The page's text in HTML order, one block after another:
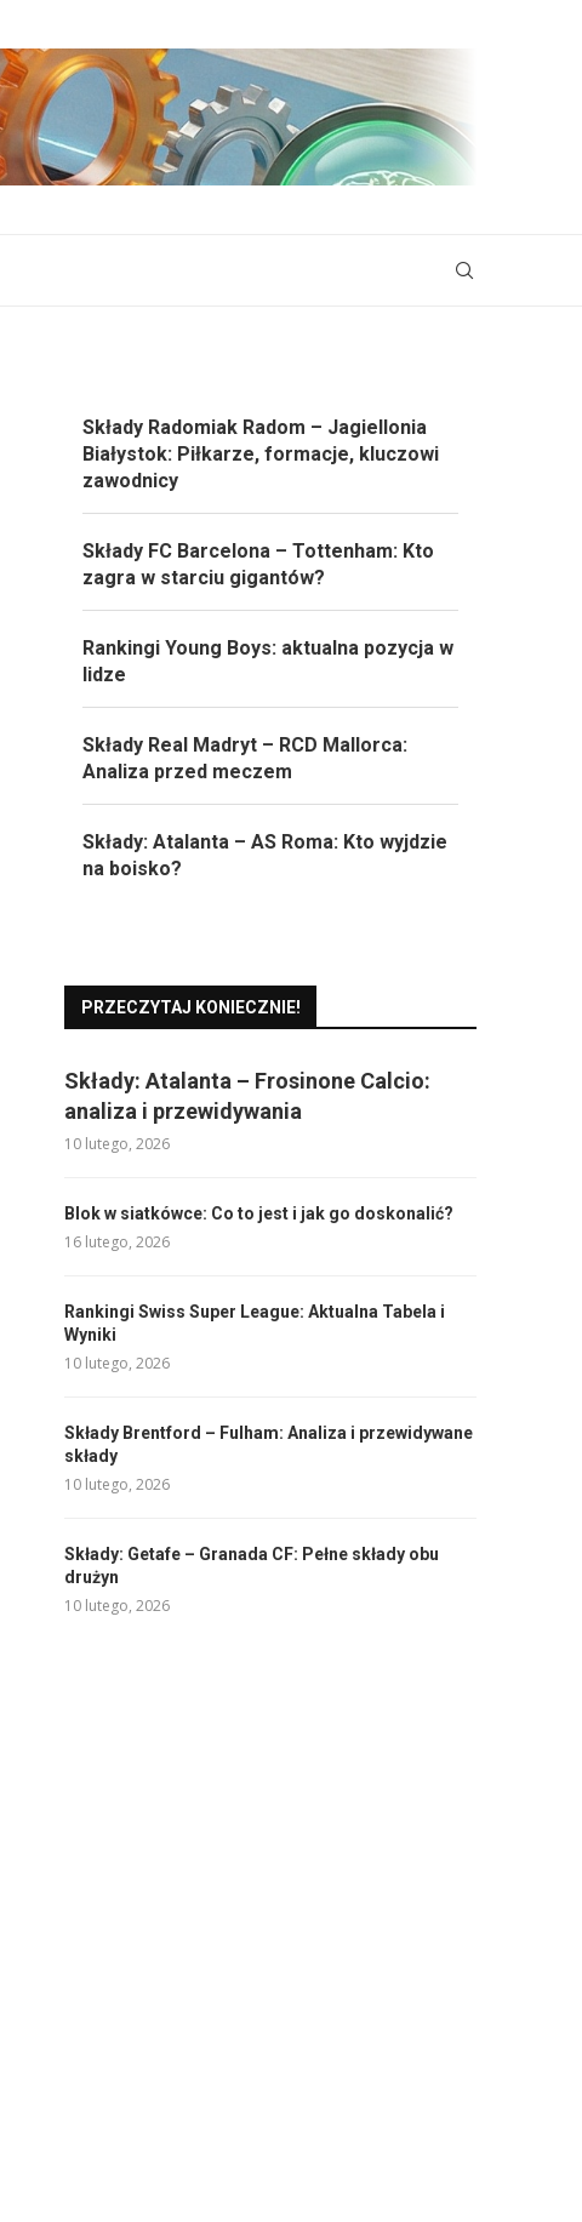
Składy Radomiak Radom – Jagiellonia
Białystok: Piłkarze, formacje, kluczowi
zawodnicy
Składy FC Barcelona – Tottenham: Kto
zagra w starciu gigantów?
Rankingi Young Boys: aktualna pozycja w
lidze
Składy Real Madryt – RCD Mallorca:
Analiza przed meczem
Składy: Atalanta – AS Roma: Kto wyjdzie
na boisko?
PRZECZYTAJ KONIECZNIE!
Składy: Atalanta – Frosinone Calcio:
analiza i przewidywania
10 lutego, 2026
Blok w siatkówce: Co to jest i jak go doskonalić?
16 lutego, 2026
Rankingi Swiss Super League: Aktualna Tabela i
Wyniki
10 lutego, 2026
Składy Brentford – Fulham: Analiza i przewidywane
składy
10 lutego, 2026
Składy: Getafe – Granada CF: Pełne składy obu
drużyn
10 lutego, 2026